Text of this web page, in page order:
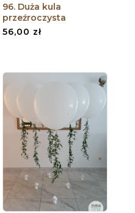
96. Duża kula
przeźroczysta
56,00 zł